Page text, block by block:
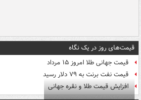
قیمت‌های روز در یک نگاه
قیمت جهانی طلا امروز ۱۵ مرداد
قیمت نفت برنت به ۷۹ دلار رسید
افزایش قیمت طلا و نقره جهانی